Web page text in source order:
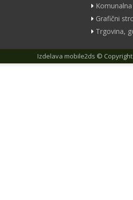
Grafični
Trgovina,
Izdelava mobile2ds ©